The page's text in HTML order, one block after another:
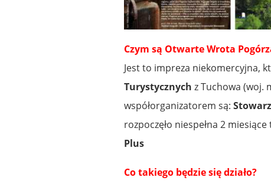
Czym są Otwarte Wrota
Jest to impreza niekomercyjna,
Turystycznych z Tuchowa (woj.
współorganizatorem są:
rozpoczęło niespełna 2
Plus
Co takiego będzie się działo?